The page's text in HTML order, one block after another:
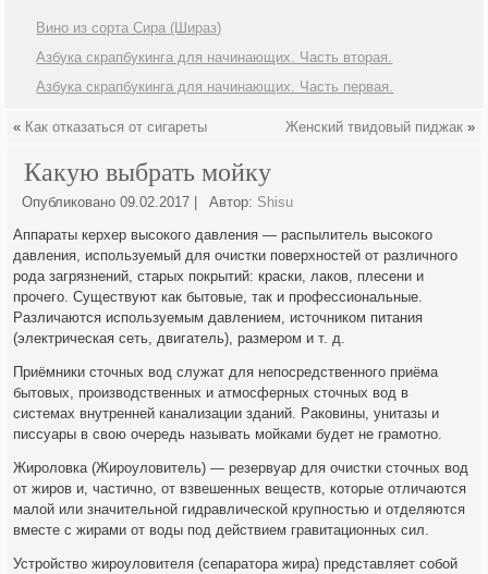
Вино из сорта Сира (Шираз)
Азбука скрапбукинга для начинающих. Часть вторая.
Азбука скрапбукинга для начинающих. Часть первая.
« Как отказаться от сигареты Женский твидовый пиджак»
Какую выбрать мойку
Опубликовано 09.02.2017 Автор: Shisu
Аппараты керхер высокого давления — распылитель высокого
давления, используемый для очистки поверхностей от различного
рода загрязнений, старых покрытий: краски, лаков, плесени и
прочего. Существуют как бытовые, так и профессиональные.
Различаются используемым давлением, источником питания
(электрическая сеть, двигатель), размером и т. д.
Приёмники сточных вод служат для непосредственного приёма
бытовых, производственных и атмосферных сточных вод в
системах внутренней канализации зданий. Раковины, унитазы и
писсуары в свою очередь называть мойками будет не грамотно.
Жироловка (Жироуловитель) — резервуар для очистки сточных вод
от жиров и, частично, от взвешенных веществ, которые отличаются
малой или значительной гидравлической крупностью и отделяются
вместе с жирами от воды под действием гравитационных сил.
Устройство жироуловителя (сепаратора жира) представляет собой